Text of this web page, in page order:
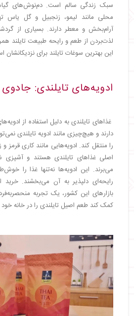
سبک زندگی سالم است. دم‌نوش‌های
محلی مانند لیمو، زنجبیل و گل یاس
آرام‌بخش و معطر دارند. بسیاری از
لذت‌بردن از طعم و رایحه طبیعت تایلند
این بهترین سوغات تایلند برای نزدیکانشان
ادویه‌های تایلندی:
غذاهای تایلندی به دلیل استفاده از
دارند و هیچ‌چیزی مانند ادویه تایلندی
را منتقل کند. ادویه‌هایی مانند کاری قرمز
اصلی غذاهای تایلندی هستند و آشپزی
می‌برند. این ادویه‌ها نه‌تنها غذا را
رایحه‌ای دلپذیر به آن می‌بخشند. خرید
بازارهای این کشور، یک تجربه
کمک کند طعم اصیل تایلندی را در خانه